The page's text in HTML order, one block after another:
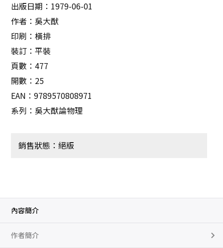
出版日期：1979-06-01
作者：吳大猷
印刷：橫排
裝訂：平裝
頁數：477
開數：25
EAN：9789570808971
系列：吳大猷論物理
銷售狀態：絕版
內容簡介
作者簡介